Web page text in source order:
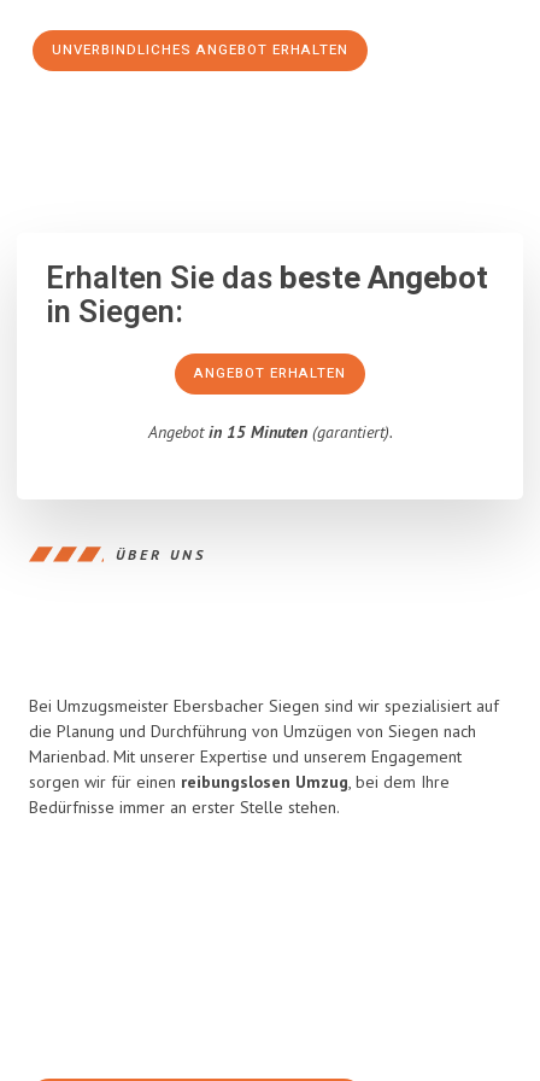
UNVERBINDLICHES ANGEBOT ERHALTEN
Erhalten Sie dasbeste Angebot
in Siegen:
ANGEBOT ERHALTEN
Angebotin 15 Minuten(garantiert).
ÜBER UNS
Bei Umzugsmeister Ebersbacher Siegen sind wir spezialisiert auf
die Planung und Durchführung von Umzügen von Siegen nach
Marienbad. Mit unserer Expertise und unserem Engagement
sorgen wir für einen reibungslosen Umzug, bei dem Ihre
Bedürfnisse immer an erster Stelle stehen.